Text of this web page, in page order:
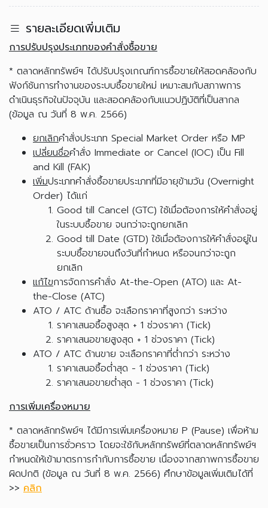
รายละเอียดเพิ่มเติม
การปรับปรุงประเภทของคำสั่งซื้อขาย
* ตลาดหลักทรัพย์ฯ ได้ปรับปรุงเกณฑ์การซื้อขายให้สอดคล้องกับ
ฟังก์ชันการทำงานของระบบซื้อขายใหม่ เหมาะสมกับสภาพการ
ดำเนินธุรกิจในปัจจุบัน และสอดคล้องกับแนวปฏิบัติที่เป็นสากล
(ข้อมูล ณ วันที่ 8 พ.ค. 2566)
ยกเลิกคำสั่งประเภท Special Market Order หรือ MP
เปลี่ยนชื่อคำสั่ง Immediate or Cancel (IOC) เป็น Fill
and Kill (FAK)
เพิ่มประเภทคำสั่งซื้อขายประเภทที่มีอายุข้ามวัน (Overnight
Order) ได้แก่
Good till Cancel (GTC) ใช้เมื่อต้องการให้คำสั่งอยู่
ในระบบซื้อขาย จนกว่าจะถูกยกเลิก
Good till Date (GTD) ใช้เมื่อต้องการให้คำสั่งอยู่ใน
ระบบซื้อขายจนถึงวันที่กำหนด หรือจนกว่าจะถูก
ยกเลิก
แก้ไขการจัดการคำสั่ง At-the-Open (ATO) และ At-
the-Close (ATC)
ATO / ATC ด้านซื้อ จะเลือกราคาที่สูงกว่า ระหว่าง
ราคาเสนอซื้อสูงสุด + 1 ช่วงราคา (Tick)
ราคาเสนอขายสูงสุด + 1 ช่วงราคา (Tick)
ATO / ATC ด้านขาย จะเลือกราคาที่ต่ำกว่า ระหว่าง
ราคาเสนอซื้อต่ำสุด - 1 ช่วงราคา (Tick)
ราคาเสนอขายต่ำสุด - 1 ช่วงราคา (Tick)
การเพิ่มเครื่องหมาย
* ตลาดหลักทรัพย์ฯ ได้มีการเพิ่มเครื่องหมาย P (Pause) เพื่อห้าม
ซื้อขายเป็นการชั่วคราว โดยจะใช้กับหลักทรัพย์ที่ตลาดหลักทรัพย์ฯ
กำหนดให้เข้ามาตรการกำกับการซื้อขาย เนื่องจากสภาพการซื้อขาย
ผิดปกติ (ข้อมูล ณ วันที่ 8 พ.ค. 2566) ศึกษาข้อมูลเพิ่มเติมได้ที่
>> คลิก